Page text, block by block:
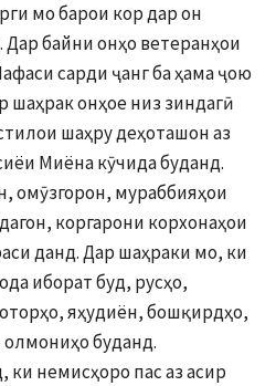
мо барои кор дар он
Дар байни онҳо ветеранҳои
сарди ҷанг ба ҳама ҷою
шаҳрак онҳое низ зиндагӣ
шаҳру деҳоташон аз
Миёна кӯчида буданд.
омӯзгорон, мураббияҳои
коргарони корхонаҳои
данд. Дар шаҳраки мо, ки
иборат буд, русҳо,
яҳудиён, бошқирдҳо,
олмониҳо буданд.
немисҳоро пас аз асир